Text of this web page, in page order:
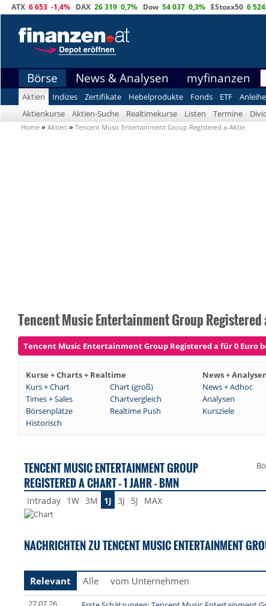
ATX 6 653 -1,4% DAX 26 319 0,7% Dow 54 037 0,3% EStoxx50 6 524
Börse News & Analysen myfinanzen
Aktien Indizes Zertifikate Hebelprodukte Fonds ETF
Aktienkurse
Aktien-Suche Realtimekurse Listen Termine
Home » Aktien » Tencent Music Entertainment Group Registered a-Aktie
Tencent Music Entertainment Group
Tencent Music Entertainment Group Registered a für 0 Euro
Kurse + Charts + Realtime News +
Kurs + Chart
Chart (groß) News + Adhoc
Times + Sales
Chartvergleich Analysen
Börsenplätze
Realtime Push Kursziele
Historisch
TENCENT MUSIC ENTERTAINMENT GROUP
REGISTERED A CHART - 1 JAHR - BMN
Intraday 1W 3M 1J 3J 5J MAX
NACHRICHTEN ZU TENCENT MUSIC ENTERTAINMENT
Relevant
Alle vom Unternehmen
27.07.26